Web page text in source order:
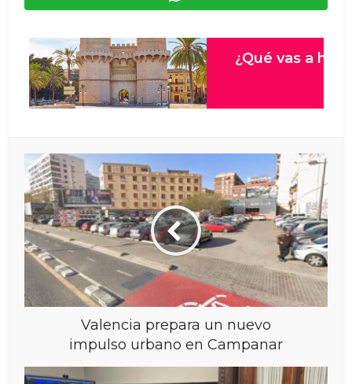
Valencia prepara un nuevo
impulso urbano en Campanar